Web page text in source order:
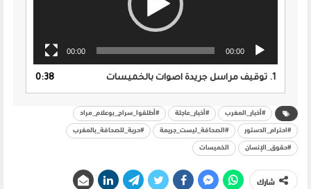
00:00
00:00
1. توقيف مراسل جريدة اصوات بالخميسات 0:38
#أخبار_المغرب #أخبار_عاجلة #أطلقوا_سراح_بوعلام_مراد
#احترام_الدستور #الصحافة_ليست_جريمة #حرية_للصحافة_بالمغرب
#حقوق_الإنسان الخميسات
شارك